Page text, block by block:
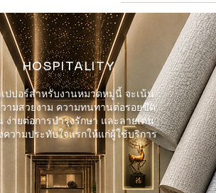
HOSPITALITY
เปปอร์สำหรับงานหมวดหมู่นี้ จะเน้น
ามสวยงาม ความทนทานต่อรอยขีด
ง่ายต่อการบำรุงรักษา และลายเด่น
ความประทับใจแรกให้แก่ผู้ใช้บริการ